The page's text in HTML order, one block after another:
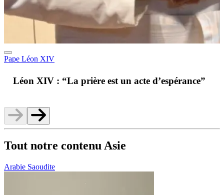
Pape Léon XIV
Léon XIV : “La prière est un acte d’espérance”
Tout notre contenu Asie
Arabie Saoudite